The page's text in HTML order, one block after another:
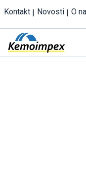
Kontakt Novosti O